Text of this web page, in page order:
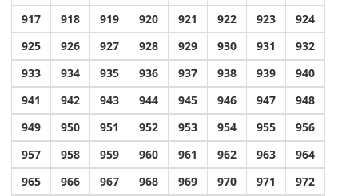
917 918 919 920 921 922 923
924
925
926 927 928 929 930 931
932
933
934 935 936 937 938 939
940
941
942 943 944 945 946 947
948
949
950 951 952 953 954 955
956
957
958 959 960 961 962 963
964
965
966 967 968 969 970 971
972